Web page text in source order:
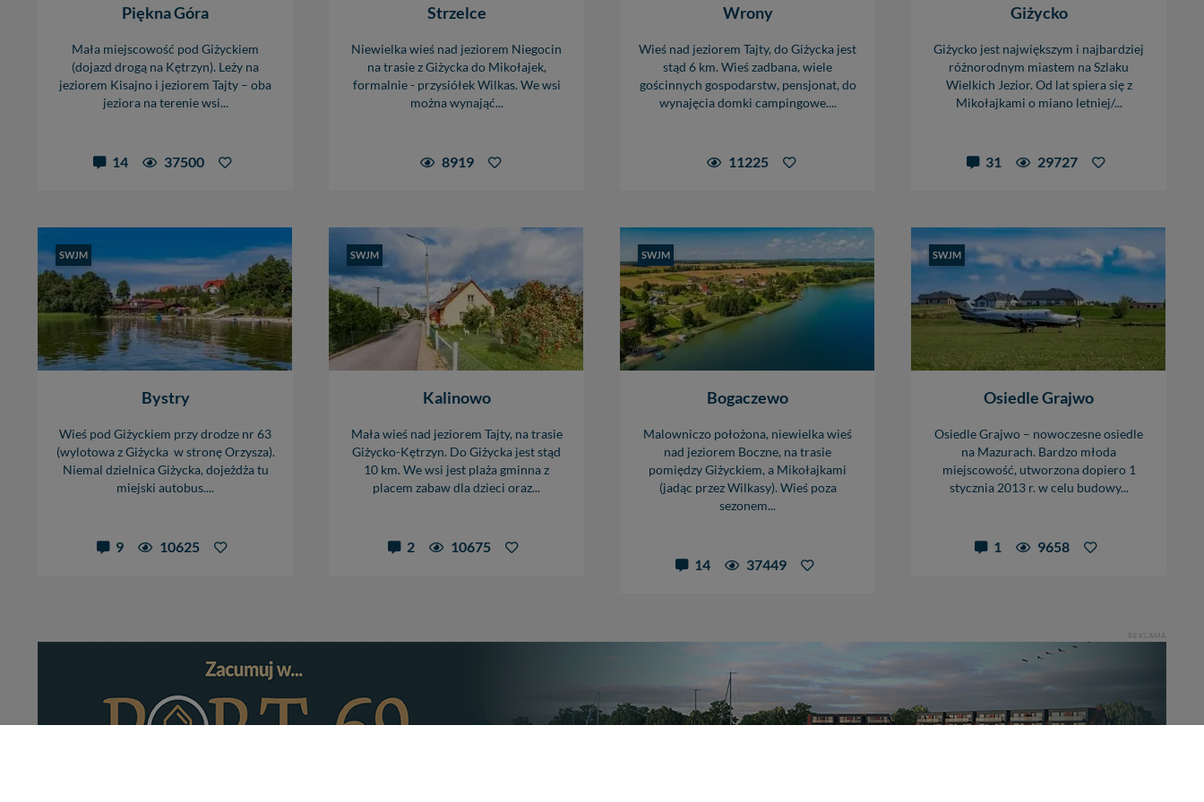
Piękna Góra
Mała miejscowość pod Giżyckiem
(dojazd drogą na Kętrzyn). Leży na
jeziorem Kisajno i jeziorem Tajty – oba
jeziora na terenie wsi...
14 37500
Strzelce
Niewielka wieś nad jeziorem Niegocin
na trasie z Giżycka do Mikołajek,
formalnie - przysiółek Wilkas. We wsi
można wynająć...
8919
Wrony
Wieś nad jeziorem Tajty, do Giżycka jest
stąd 6 km. Wieś zadbana, wiele
gościnnych gospodarstw, pensjonat, do
wynajęcia domki campingowe....
11225
Giżycko
Giżycko jest największym i najbardziej
różnorodnym miastem na Szlaku
Wielkich Jezior. Od lat spiera się z
Mikołajkami o miano letniej/...
31 29727
SWJM
Bystry
Wieś pod Giżyckiem przy drodze nr 63
(wylotowa z Giżycka w stronę Orzysza).
Niemal dzielnica Giżycka, dojeżdża tu
miejski autobus....
9 10625
SWJM
Kalinowo
Mała wieś nad jeziorem Tajty, na trasie
Giżycko-Kętrzyn. Do Giżycka jest stąd
10 km. We wsi jest plaża gminna z
placem zabaw dla dzieci oraz...
2 10675
SWJM
Bogaczewo
Malowniczo położona, niewielka wieś
nad jeziorem Boczne, na trasie
pomiędzy Giżyckiem, a Mikołajkami
(jadąc przez Wilkasy). Wieś poza
sezonem...
14 37449
SWJM
Osiedle Grajwo
Osiedle Grajwo – nowoczesne osiedle
na Mazurach. Bardzo młoda
miejscowość, utworzona dopiero 1
stycznia 2013 r. w celu budowy...
1 9658
REKLAMA